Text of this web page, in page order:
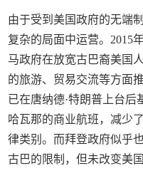
由于受到美国政府的无端
复杂的局面中运营。2015
马政府在放宽古巴裔美国
的旅游、贸易交流等方面
已在唐纳德·特朗普上台
哈瓦那的商业航班，减少
律类别。而拜登政府似乎
古巴的限制，但未改变美